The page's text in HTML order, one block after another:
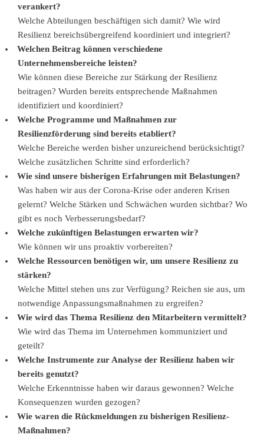
verankert?
Welche Abteilungen beschäftigen sich damit? Wie wird
Resilienz bereichsübergreifend koordiniert und integriert?
Welchen Beitrag können verschiedene
Unternehmensbereiche leisten?
Wie können diese Bereiche zur Stärkung der Resilienz
beitragen? Wurden bereits entsprechende Maßnahmen
identifiziert und koordiniert?
Welche Programme und Maßnahmen zur
Resilienzförderung sind bereits etabliert?
Welche Bereiche werden bisher unzureichend berücksichtigt?
Welche zusätzlichen Schritte sind erforderlich?
Wie sind unsere bisherigen Erfahrungen mit Belastungen?
Was haben wir aus der Corona-Krise oder anderen Krisen
gelernt? Welche Stärken und Schwächen wurden sichtbar? Wo
gibt es noch Verbesserungsbedarf?
Welche zukünftigen Belastungen erwarten wir?
Wie können wir uns proaktiv vorbereiten?
Welche Ressourcen benötigen wir, um unsere Resilienz zu
stärken?
Welche Mittel stehen uns zur Verfügung? Reichen sie aus, um
notwendige Anpassungsmaßnahmen zu ergreifen?
Wie wird das Thema Resilienz den Mitarbeitern vermittelt?
Wie wird das Thema im Unternehmen kommuniziert und
geteilt?
Welche Instrumente zur Analyse der Resilienz haben wir
bereits genutzt?
Welche Erkenntnisse haben wir daraus gewonnen? Welche
Konsequenzen wurden gezogen?
Wie waren die Rückmeldungen zu bisherigen Resilienz-
Maßnahmen?